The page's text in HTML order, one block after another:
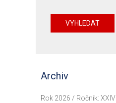
VYHLEDAT
Archiv
Rok 2026 / Ročník: XXIV